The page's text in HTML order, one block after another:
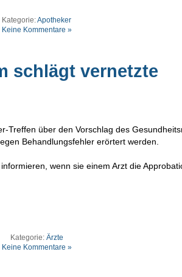
Kategorie:Apotheker
Keine Kommentare »
schlägt vernetzte
Treffen über den Vorschlag des
Behandlungsfehler erörtert werden.
wenn sie einem Arzt die
Kategorie: Ärzte
Keine Kommentare »